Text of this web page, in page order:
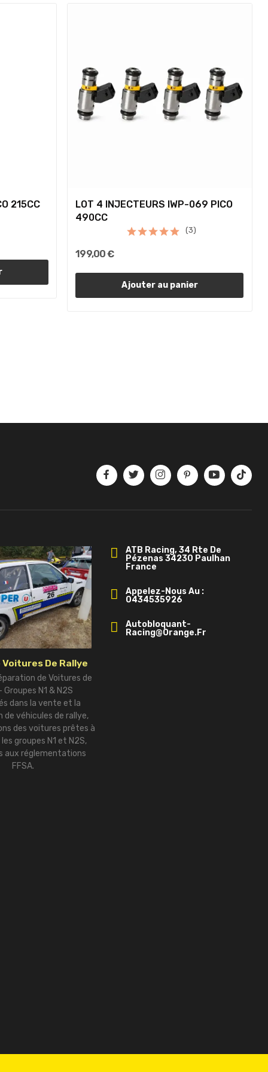
215CC
LOT 4 INJECTEURS IWP-069 PICO
490CC
(3)
199,00 €
Ajouter au panier
Voitures De Rallye
de Voitures de
Groupes N1 & N2S
dans la vente et la
de véhicules de rallye,
des voitures prêtes à
groupes N1 et N2S,
aux réglementations
FFSA.
ATB Racing, 34 Rte De
Pézenas 34230 Paulhan
France
Appelez-Nous Au :
0434535926
Autobloquant-
Racing@orange.fr